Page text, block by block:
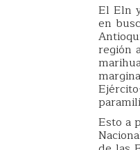
El Eln
en
región
Esto a